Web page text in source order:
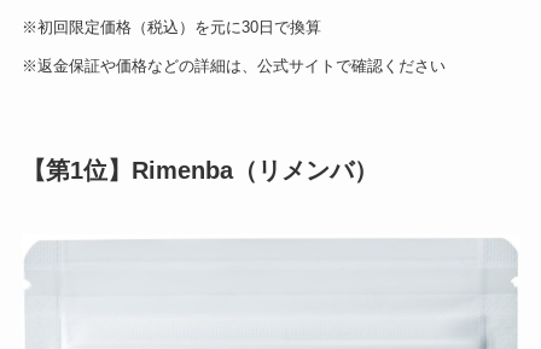
※初回限定価格（税込）を元に30日で換算
※返金保証や価格などの詳細は、公式サイトで確認ください
【第1位】Rimenba（リメンバ）